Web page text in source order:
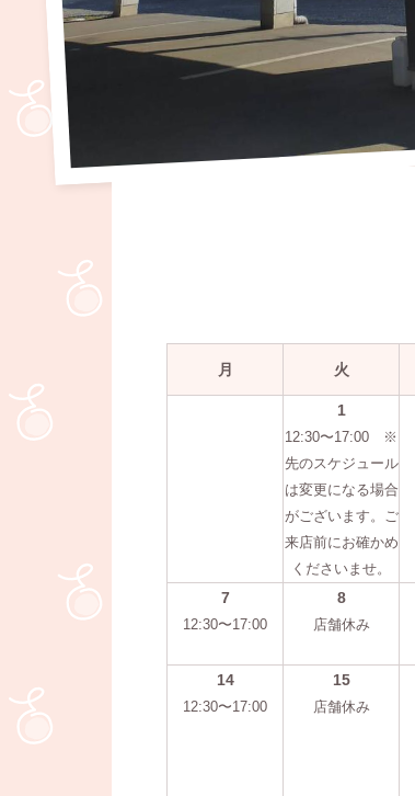
月 火
1
12:30〜17:00 ※
先のスケジュール
は変更になる場合
がございます。ご
来店前にお確かめ
くださいませ。
7
12:30〜17:00
8
店舗休み
14
12:30〜17:00
15
店舗休み